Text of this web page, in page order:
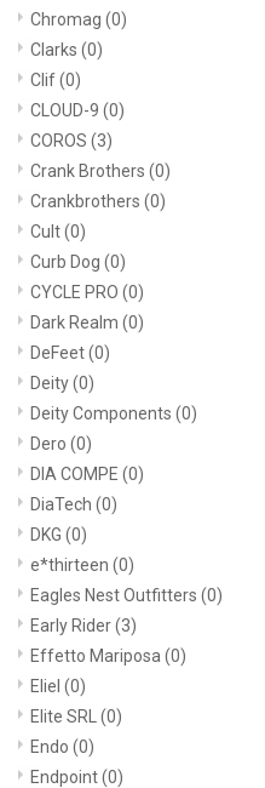
Chromag (0)
Clarks (0)
Clif(0)
CLOUD-9 (0)
COROS (3)
Crank Brothers (0)
Crankbrothers (0)
Cult(0)
Curb Dog (0)
CYCLE PRO (0)
Dark Realm (0)
DeFeet(0)
Deity(0)
Deity Components (0)
Dero (0)
DIA COMPE (0)
DiaTech (0)
DKG (0)
e*thirteen (0)
Eagles Nest Outfitters (0)
Early Rider(3)
Effetto Mariposa (0)
Eliel (0)
Elite SRL (0)
Endo (0)
Endpoint(0)